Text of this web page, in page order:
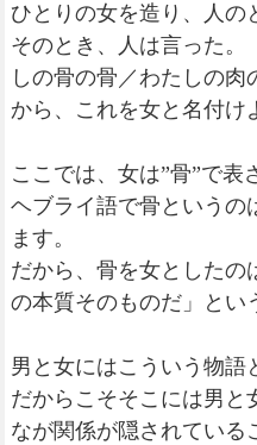
ひとりの女を造り、人の
そのとき、人は言った。
しの骨の骨／わたしの
から、これを女と名付け
ここでは、女は”骨”で表
ヘブライ語で骨というの
ます。
だから、骨を女としたの
の本質そのものだ」とい
男と女にはこういう物語
だからこそそこには男と
なが関係が隠されている